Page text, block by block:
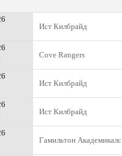
Ист Килбрайд
Cove Rangers
Ист Килбрайд
Ист Килбрайд
Гамильтон Академикалс